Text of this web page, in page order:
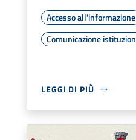
Accesso all'informazione
Comunicazione
LEGGI DI PIÙ